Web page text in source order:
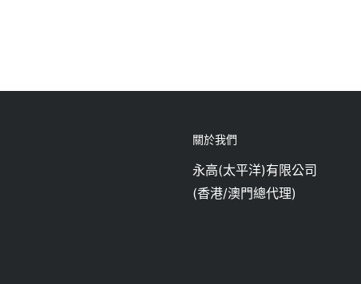
關於我們
永高(太平洋)有限公司
(香港/澳門總代理)